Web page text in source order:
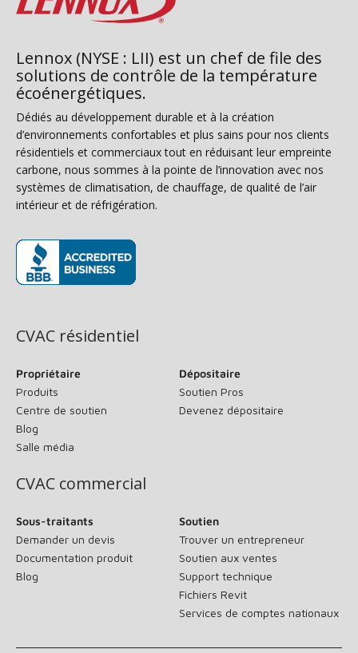
Lennox (NYSE : LII) est un chef de file des
solutions de contrôle de la température
écoénergétiques.
Dédiés au développement durable et à la création
d’environnements confortables et plus sains pour nos clients
résidentiels et commerciaux tout en réduisant leur empreinte
carbone, nous sommes à la pointe de l’innovation avec nos
systèmes de climatisation, de chauffage, de qualité de l’air
intérieur et de réfrigération.
CVAC résidentiel
Propriétaire
Produits
Centre de soutien
Blog
Salle média
Dépositaire
Soutien Pros
Devenez dépositaire
CVAC commercial
Sous-traitants
Demander un devis
Documentation produit
Blog
Soutien
Trouver un entrepreneur
Soutien aux ventes
Support technique
Fichiers Revit
Services de comptes nationaux